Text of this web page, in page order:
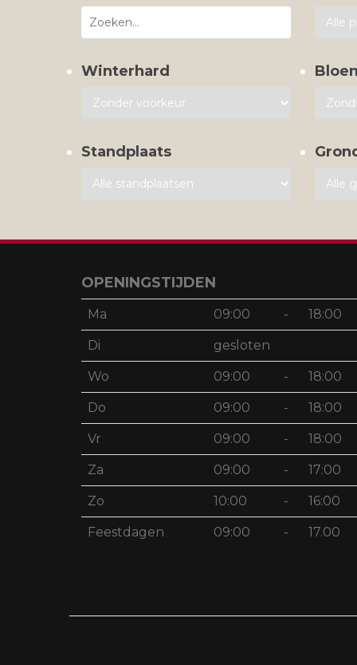
Winterhard
Standplaats
OPENINGSTIJDEN
Ma 09:00 - 18:00
Di gesloten
Wo 09:00 - 18:00
Do 09:00 - 18:00
Vr 09:00 - 18:00
Za 09:00 - 17:00
Zo 10:00 - 16:00
Feestdagen 09:00 - 17.00